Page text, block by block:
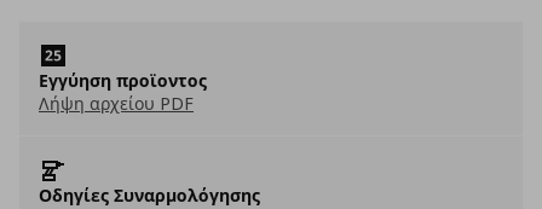
Εγγύηση προϊοντος
Λήψη αρχείου PDF
Οδηγίες Συναρμολόγησης